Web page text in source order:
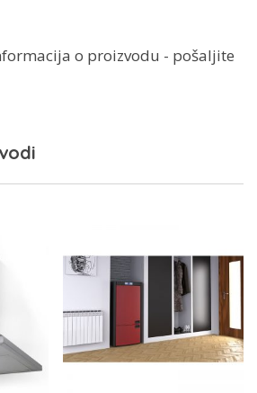
o proizvodu - pošaljite